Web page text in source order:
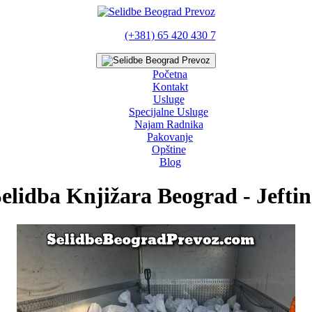
(+381) 65 420 430 7
Početna
Kontakt
Usluge
Specijalne Usluge
Najam Radnika
Pakovanje
Opštine
Blog
Knjižara Beograd -